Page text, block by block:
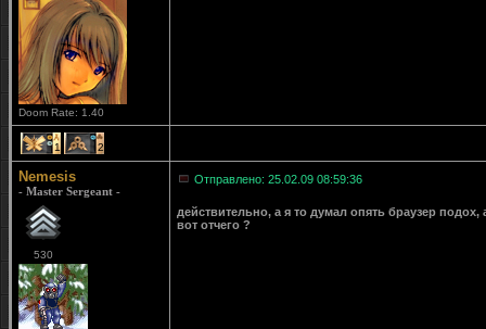
Doom Rate: 1.40
1 2
Nemesis
- Master Sergeant -
530
Отправлено: 25.02.09 08:59:36
действительно, а я то думал опять браузер
вот отчего ?